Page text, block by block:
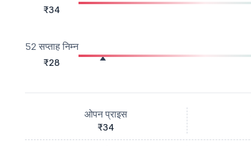
₹34
52 सप्ताह निम्न
₹28
ओपन प्राइस
₹34